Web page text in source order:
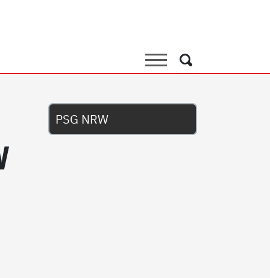
Suche
Suche
Untermenü
PSG NRW